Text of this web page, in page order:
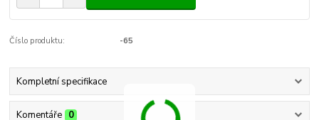
Číslo produktu: -65
Kompletní specifikace
Komentáře 0